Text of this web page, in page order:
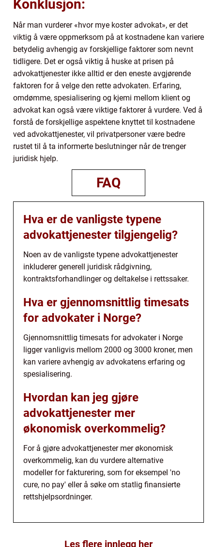
Konklusjon:
Når man vurderer «hvor mye koster advokat», er det
viktig å være oppmerksom på at kostnadene kan variere
betydelig avhengig av forskjellige faktorer som nevnt
tidligere. Det er også viktig å huske at prisen på
advokattjenester ikke alltid er den eneste avgjørende
faktoren for å velge den rette advokaten. Erfaring,
omdømme, spesialisering og kjemi mellom klient og
advokat kan også være viktige faktorer å vurdere. Ved å
forstå de forskjellige aspektene knyttet til kostnadene
ved advokattjenester, vil privatpersoner være bedre
rustet til å ta informerte beslutninger når de trenger
juridisk hjelp.
FAQ
Hva er de vanligste typene
advokattjenester tilgjengelig?
Noen av de vanligste typene advokattjenester
inkluderer generell juridisk rådgivning,
kontraktsforhandlinger og deltakelse i rettssaker.
Hva er gjennomsnittlig timesats
for advokater i Norge?
Gjennomsnittlig timesats for advokater i Norge
ligger vanligvis mellom 2000 og 3000 kroner, men
kan variere avhengig av advokatens erfaring og
spesialisering.
Hvordan kan jeg gjøre
advokattjenester mer
økonomisk overkommelig?
For å gjøre advokattjenester mer økonomisk
overkommelig, kan du vurdere alternative
modeller for fakturering, som for eksempel 'no
cure, no pay' eller å søke om statlig finansierte
rettshjelpsordninger.
Les flere innlegg her